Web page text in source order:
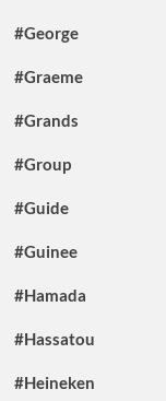
#George
#Graeme
#Grands
#Group
#Guide
#Guinee
#Hamada
#Hassatou
#Heineken